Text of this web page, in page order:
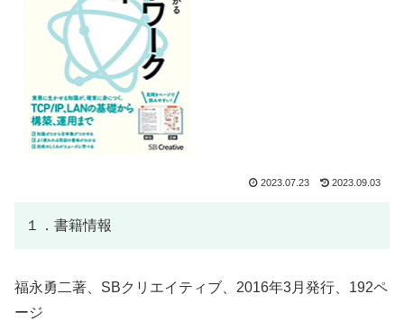
2023.07.23 2023.09.03
１．書籍情報
福永勇二著、SBクリエイティブ、2016年3月発行、192ペ
ージ